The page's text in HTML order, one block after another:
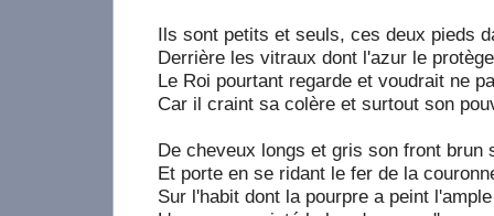
Ils sont petits et seuls, ces deux pieds
Derrière les vitraux dont l'azur le
Le Roi pourtant regarde et voudrait ne
Car il craint sa colère et surtout son
De cheveux longs et gris son front brun
Et porte en se ridant le fer de la
Sur l'habit dont la pourpre a peint